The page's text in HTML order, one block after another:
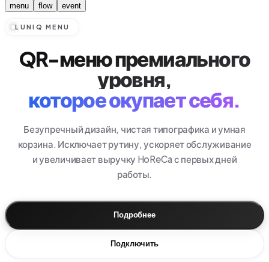
menu flow event
LUNIQ MENU
QR-меню премиального
уровня,
которое окупает себя.
Безупречный дизайн, чистая типографика и умная
корзина. Исключает рутину, ускоряет обслуживание
и увеличивает выручку HoReCa с первых дней
работы.
Подробнее
Подключить